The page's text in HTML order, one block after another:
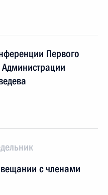
Первого
Администрации
с членами